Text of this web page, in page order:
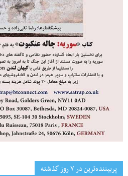
پربیننده‌ترین‌ در ۷ روز گذشته